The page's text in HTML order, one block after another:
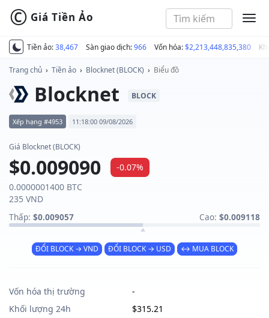
Tiền ảo:38,467 Sàn giao dịch:966 Vốn hóa:$2,213,448,835,380
© Giá Tiền Ảo
Trang chủ › Tiền ảo › Blocknet (BLOCK) › Biểu đồ
Blocknet BLOCK
Xếp hạng #4953 11:18:00 09/08/2026
Giá Blocknet (BLOCK)
$0.009090
-0.07%
0.0000001400 BTC
235 VND
Thấp: $0.009057 Cao: $0.009118
ĐỔI BLOCK → VND ĐỔI BLOCK → USD ↔ MUA BLOCK
Vốn hóa thị trường
-
Khối lượng 24h
$315.21